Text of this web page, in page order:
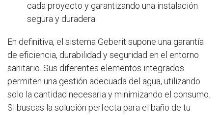
cada proyecto y garantizando una instalación
segura y duradera.
En definitiva, el sistema Geberit supone una garantía
de eficiencia, durabilidad y seguridad en el entorno
sanitario. Sus diferentes elementos integrados
permiten una gestión adecuada del agua, utilizando
solo la cantidad necesaria y minimizando el consumo.
Si buscas la solución perfecta para el baño de tu